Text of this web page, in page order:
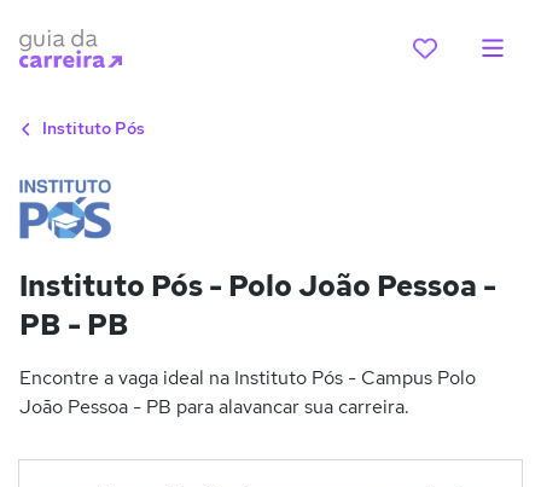
Instituto Pós
Instituto Pós - Polo João Pessoa -
PB - PB
Encontre a vaga ideal na Instituto Pós - Campus Polo
João Pessoa - PB para alavancar sua carreira.